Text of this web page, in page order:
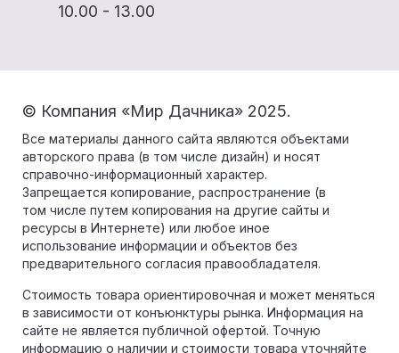
10.00 - 13.00
© Компания «Мир Дачника» 2025.
Все материалы данного сайта являются объектами
авторского права (в том числе дизайн) и носят
справочно-информационный характер.
Запрещается копирование, распространение (в
том числе путем копирования на другие сайты и
ресурсы в Интернете) или любое иное
использование информации и объектов без
предварительного согласия правообладателя.
Стоимость товара ориентировочная и может меняться
в зависимости от конъюнктуры рынка. Информация на
сайте не является публичной офертой. Точную
информацию о наличии и стоимости товара уточняйте